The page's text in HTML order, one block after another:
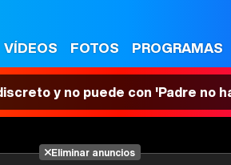
VÍDEOS FOTOS PROGRAMAS
y no puede con 'Padre no
Eliminar anuncios